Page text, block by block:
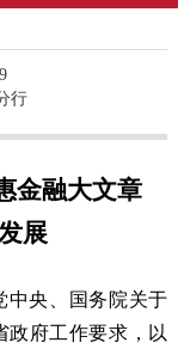
行
金融大文章
展
中央、国务院关于
政府工作要求，以